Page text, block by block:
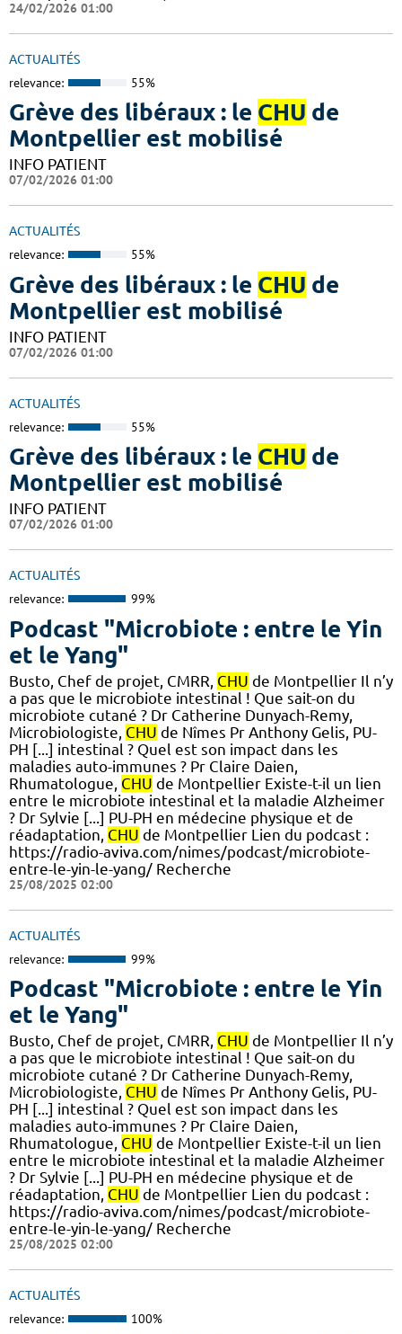
24/02/2026 01:00
ACTUALITÉS
relevance: 55%
Grève des libéraux : le CHU de
Montpellier est mobilisé
INFO PATIENT
07/02/2026 01:00
ACTUALITÉS
relevance: 55%
Grève des libéraux : le CHU de
Montpellier est mobilisé
INFO PATIENT
07/02/2026 01:00
ACTUALITÉS
relevance: 55%
Grève des libéraux : le CHU de
Montpellier est mobilisé
INFO PATIENT
07/02/2026 01:00
ACTUALITÉS
relevance: 99%
Podcast "Microbiote : entre le Yin
et le Yang"
Busto, Chef de projet, CMRR, CHU de Montpellier Il n’y
a pas que le microbiote intestinal ! Que sait-on du
microbiote cutané ? Dr Catherine Dunyach-Remy,
Microbiologiste, CHU de Nîmes Pr Anthony Gelis, PU-
PH [...] intestinal ? Quel est son impact dans les
maladies auto-immunes ? Pr Claire Daien,
Rhumatologue, CHU de Montpellier Existe-t-il un lien
entre le microbiote intestinal et la maladie Alzheimer
? Dr Sylvie [...] PU-PH en médecine physique et de
réadaptation, CHU de Montpellier Lien du podcast :
https://radio-aviva.com/nimes/podcast/microbiote-
entre-le-yin-le-yang/ Recherche
25/08/2025 02:00
ACTUALITÉS
relevance: 99%
Podcast "Microbiote : entre le Yin
et le Yang"
Busto, Chef de projet, CMRR, CHU de Montpellier Il n’y
a pas que le microbiote intestinal ! Que sait-on du
microbiote cutané ? Dr Catherine Dunyach-Remy,
Microbiologiste, CHU de Nîmes Pr Anthony Gelis, PU-
PH [...] intestinal ? Quel est son impact dans les
maladies auto-immunes ? Pr Claire Daien,
Rhumatologue, CHU de Montpellier Existe-t-il un lien
entre le microbiote intestinal et la maladie Alzheimer
? Dr Sylvie [...] PU-PH en médecine physique et de
réadaptation, CHU de Montpellier Lien du podcast :
https://radio-aviva.com/nimes/podcast/microbiote-
entre-le-yin-le-yang/ Recherche
25/08/2025 02:00
ACTUALITÉS
relevance: 100%